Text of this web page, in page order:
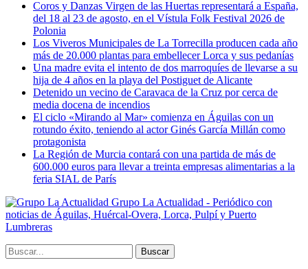
Coros y Danzas Virgen de las Huertas representará a España,
del 18 al 23 de agosto, en el Vístula Folk Festival 2026 de
Polonia
Los Viveros Municipales de La Torrecilla producen cada año
más de 20.000 plantas para embellecer Lorca y sus pedanías
Una madre evita el intento de dos marroquíes de llevarse a su
hija de 4 años en la playa del Postiguet de Alicante
Detenido un vecino de Caravaca de la Cruz por cerca de
media docena de incendios
El ciclo «Mirando al Mar» comienza en Águilas con un
rotundo éxito, teniendo al actor Ginés García Millán como
protagonista
La Región de Murcia contará con una partida de más de
600.000 euros para llevar a treinta empresas alimentarias a la
feria SIAL de París
Grupo La Actualidad - Periódico con
noticias de Águilas, Huércal-Overa, Lorca, Pulpí y Puerto
Lumbreras